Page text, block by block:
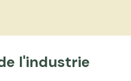
l'industrie